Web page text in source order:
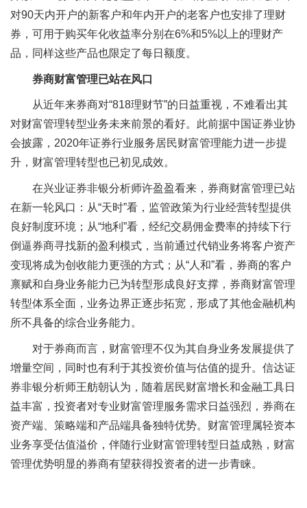
对90天内开户的新客户和年内开户的老客户也安排了理财
券，可用于购买年化收益率分别在6%和5%以上的理财产
品，同样这些产品也限定了每日额度。
券商财富管理已站在风口
从近年来券商对“818理财节”的日益重视，不难看出其
对财富管理转型业务未来前景的看好。此前据中国证券业协
会披露，2020年证券行业服务居民财富管理能力进一步提
升，财富管理转型也已初见成效。
在兴业证券非银分析师许盈盈看来，券商财富管理已站
在新一轮风口：从“天时”看，监管政策为行业经营转型提供
良好制度环境；从“地利”看，经纪交易佣金费率的持续下行
倒逼券商寻找新的盈利模式，当前通过代销业务将客户资产
变现将成为创收能力更强的方式；从“人和”看，券商的客户
禀赋和自身业务能力已为转型形成良好支撑，券商财富管理
转型体系全面，业务边界正逐步拓宽，形成了其他金融机构
所不具备的综合业务能力。
对于券商而言，财富管理不仅为其自身业务发展提供了
增量空间，同时也有利于其投资价值与估值的提升。信达证
券非银分析师王舫朝认为，随着居民财富增长和金融工具日
益丰富，投资者对专业财富管理服务需求日益强烈，券商在
资产端、策略端和产品端具备独特优势。财富管理属轻资本
业务享受估值溢价，伴随行业财富管理转型日益成熟，财富
管理优势明显的券商有望获得投资者的进一步青睐。